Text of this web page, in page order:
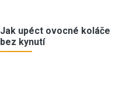
Jak upéct ovocné koláče
bez kynutí